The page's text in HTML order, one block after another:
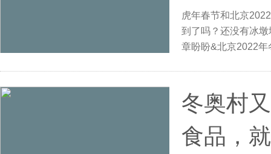
虎年春节和北京
到了吗？还没有冰
章盼盼&北京2022
冬奥村
食品，